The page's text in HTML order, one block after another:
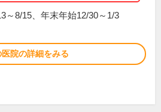
～8/15、年末年始12/30～1/3
医院の詳細をみる